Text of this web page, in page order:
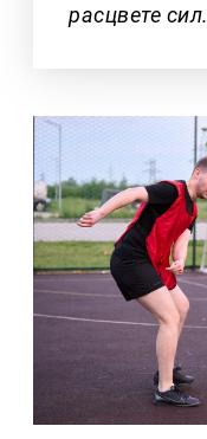
расцвете сил.